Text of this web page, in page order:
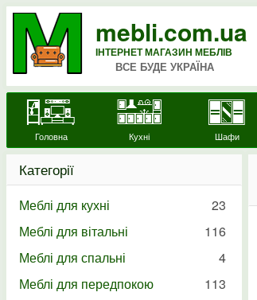
mebli.com.ua
ІНТЕРНЕТ МАГАЗИН МЕБЛІВ
ВСЕ БУДЕ УКРАЇНА
Головна Кухні Шафи
Категорії
Меблі для кухні
23
Меблі для вітальні
116
Меблі для спальні
4
Меблі для передпокою
113